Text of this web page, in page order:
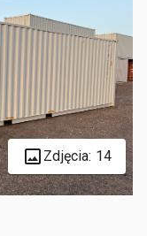
Zdjęcia: 14